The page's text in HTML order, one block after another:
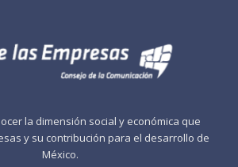
la dimensión social y económica que
y su contribución para el desarrollo de
México.